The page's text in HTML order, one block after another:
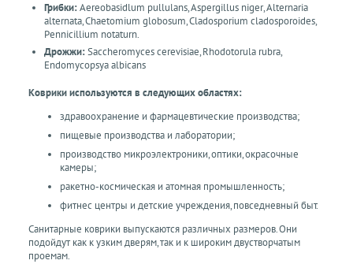
Грибки:Aereobasidlum pullulans, Aspergillus niger, Alternaria
alternata, Chaetomium globosum, Cladosporium cladosporoides,
Pennicillium notaturn.
Дрожжи:Saccheromyces cerevisiae, Rhodotorula rubra,
Endomycopsya albicans
Коврики используются в следующих областях:
здравоохранение и фармацевтические производства;
пищевые производства и лаборатории;
производство микроэлектроники, оптики, окрасочные
камеры;
ракетно-космическая и атомная промышленность;
фитнес центры и детские учреждения, повседневный быт.
Санитарные коврики выпускаются различных размеров. Они
подойдут как к узким дверям, так и к широким двустворчатым
проемам.